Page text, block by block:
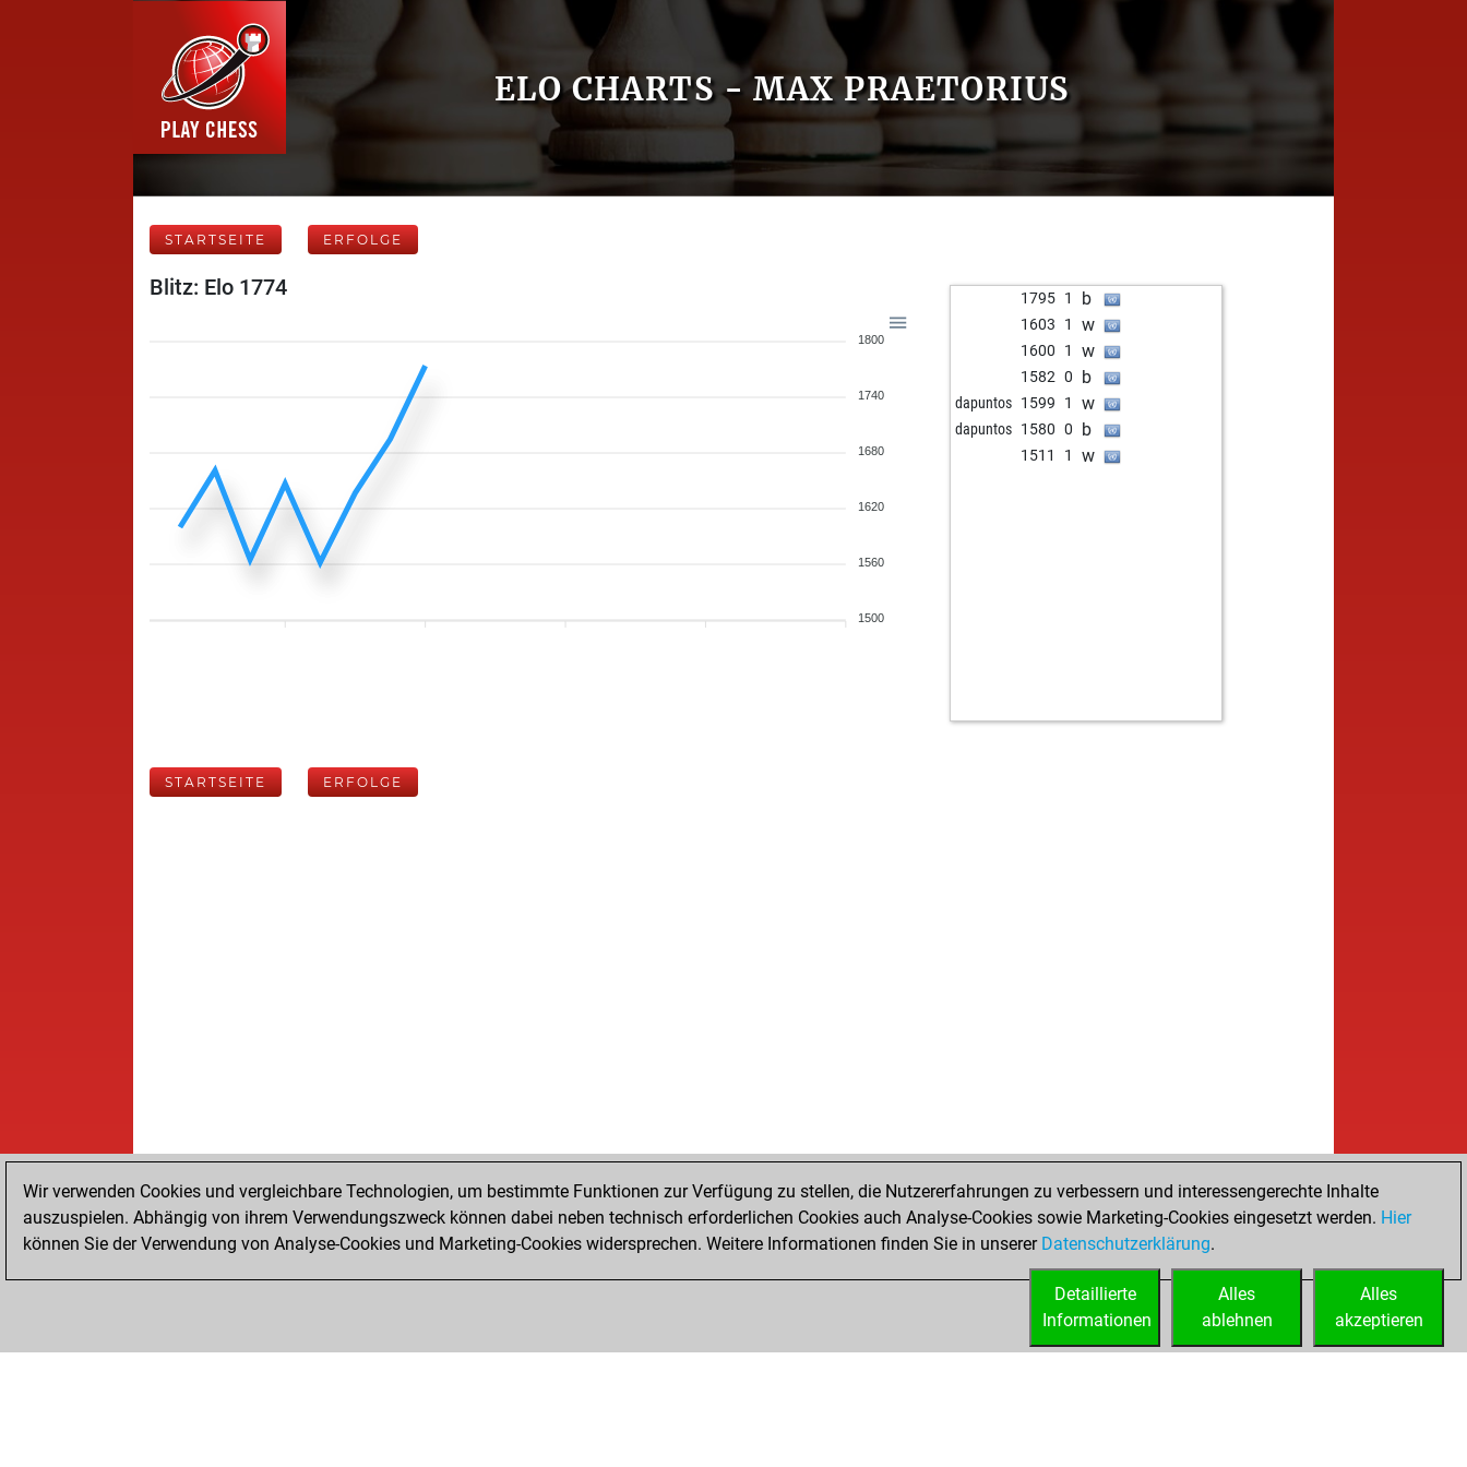
ELO CHARTS - MAX PRAETORIUS
STARTSEITE ERFOLGE
Blitz: Elo 1774
1800
1740
1680
1620
1560
1500
1795 1 b
1603 1 w
1600 1 w
1582 0 b
dapuntos 1599 1 w
dapuntos 1580 0 b
1511 1 w
STARTSEITE ERFOLGE
Wir verwenden Cookies und vergleichbare Technologien, um bestimmte Funktionen zur Verfügung zu stellen, die Nutzererfahrungen zu verbessern und interessengerechte Inhalte
auszuspielen. Abhängig von ihrem Verwendungszweck können dabei neben technisch erforderlichen Cookies auch Analyse-Cookies sowie Marketing-Cookies eingesetzt werden. Hier
können Sie der Verwendung von Analyse-Cookies und Marketing-Cookies widersprechen. Weitere Informationen finden Sie in unserer Datenschutzerklärung.
Alles
akzeptieren
Alles
ablehnen
Detaillierte
Informationen